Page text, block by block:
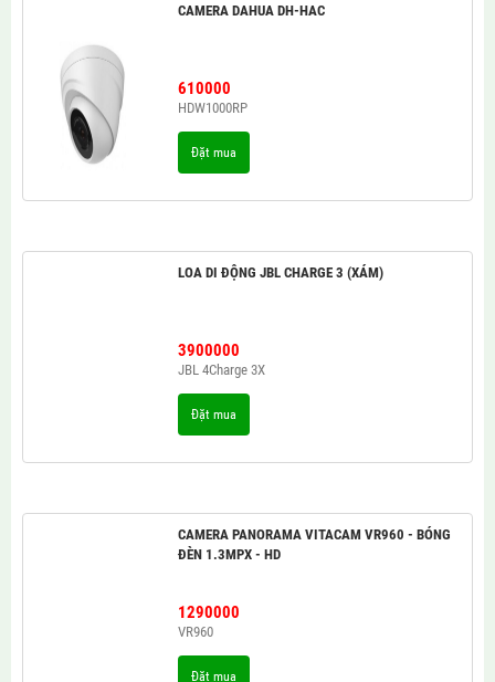
CAMERA DAHUA DH-HAC
610000
HDW1000RP
Đặt mua
LOA DI ĐỘNG JBL CHARGE 3 (XÁM)
3900000
JBL 4Charge 3X
Đặt mua
CAMERA PANORAMA VITACAM VR960 - BÓNG
ĐÈN 1.3MPX - HD
1290000
VR960
Đặt mua